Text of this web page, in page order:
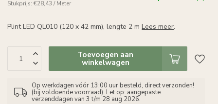
Stukprijs: €28,43 / Meter
Plint LED QL010 (120 x 42 mm), lengte 2 mLees meer.
Toevoegen aan
winkelwagen
Op werkdagen vóór 13:00 uur besteld, direct verzonden!
(bij voldoende voorraad). Let op: aangepaste
verzenddagen van 3 t/m 28 aug 2026.